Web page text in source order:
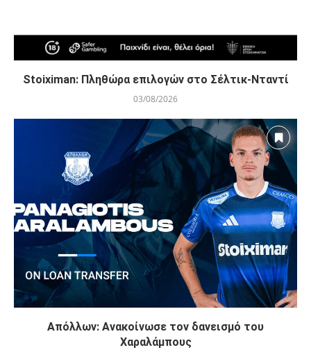
Stoiximan: Πληθώρα επιλογών στο Σέλτικ-Νταντί
03/08/2026
Απόλλων: Ανακοίνωσε τον δανεισμό του
Χαραλάμπους